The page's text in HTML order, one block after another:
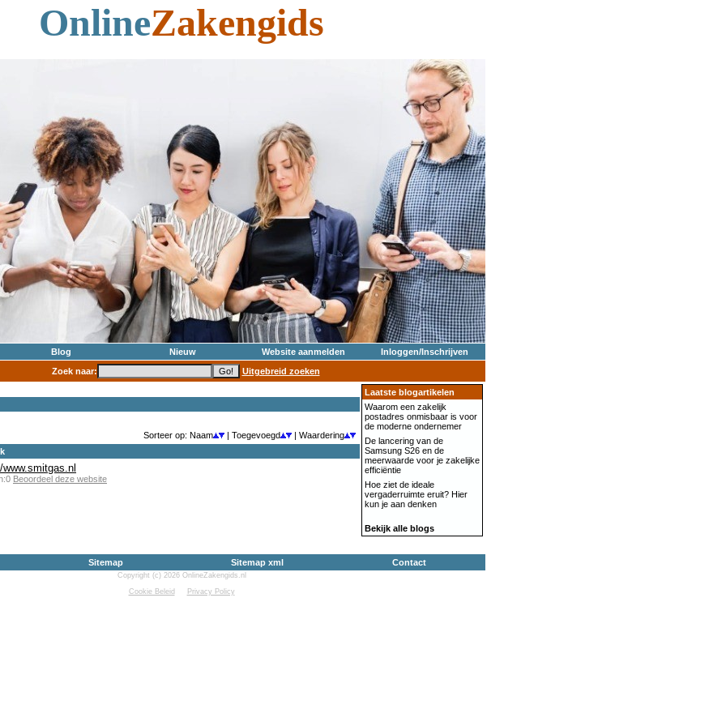
OnlineZakengids
Blog Nieuw Website aanmelden
Inloggen/Inschrijven
Zoek naar:
Uitgebreid zoeken
Sorteer op: Naam | Toegevoegd
| Waardering
Beoordeel deze website
Laatste blogartikelen
Waarom een zakelijk
postadres onmisbaar is voor
de moderne ondernemer
De lancering van de
Samsung S26 en de
meerwaarde voor je zakelijke
efficiëntie
Hoe ziet de ideale
vergaderruimte eruit? Hier
kun je aan denken
Bekijk alle blogs
Sitemap Sitemap xml Contact
Copyright (c) 2026 OnlineZakengids.nl
Cookie Beleid
Privacy Policy